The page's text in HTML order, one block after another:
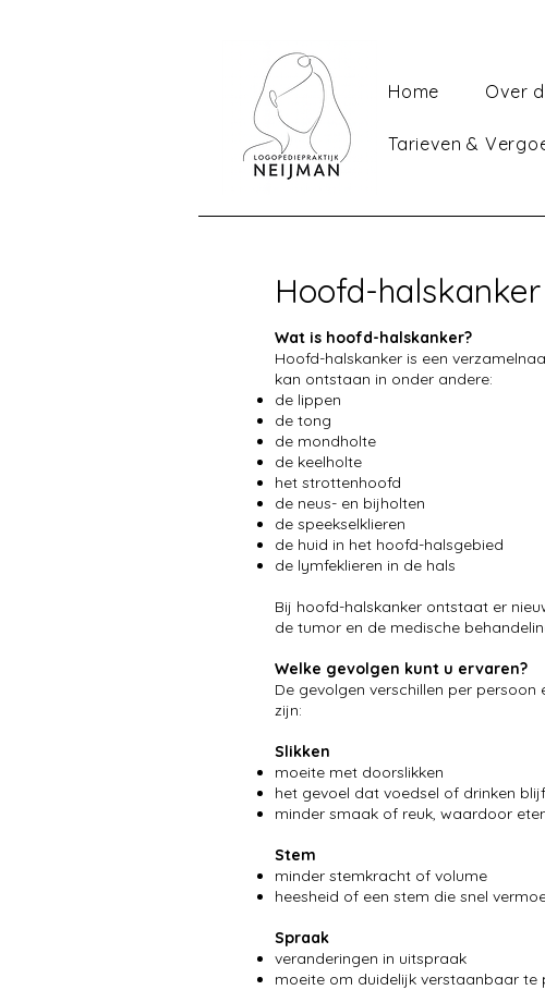
Home Over
Tarieven &
Hoofd-halskanker
Wat is hoofd-halskanker?
Hoofd-halskanker is een
kan ontstaan in onder andere:
de lippen
de tong
de mondholte
de keelholte
het strottenhoofd
de neus- en bijholten
de speekselklieren
de huid in het hoofd-halsgebied
de lymfeklieren in de hals
Bij hoofd-halskanker ontstaat er
de tumor en de medische
Welke gevolgen kunt u ervaren?
De gevolgen verschillen per
zijn:
Slikken
moeite met doorslikken
het gevoel dat voedsel of drinken
minder smaak of reuk, waardoor
Stem
minder stemkracht of volume
heesheid of een stem die snel
Spraak
veranderingen in uitspraak
moeite om duidelijk verstaanbaar te